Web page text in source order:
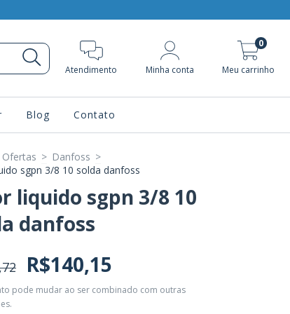
Atendimento Minha conta Meu carrinho
0
Blog Contato
Ofertas > Danfoss >
sgpn 3/8 10 solda danfoss
liquido sgpn 3/8 10
danfoss
R$140,15
pode mudar ao ser combinado com outras